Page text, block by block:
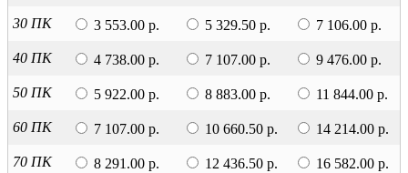
30 ПК 3 553.00 р. 5 329.50 р. 7 106.00 р.
40 ПК 4 738.00 р. 7 107.00 р. 9 476.00 р.
50 ПК 5 922.00 р. 8 883.00 р. 11 844.00 р.
60 ПК 7 107.00 р. 10 660.50 р. 14 214.00 р.
70 ПК 8 291.00 р. 12 436.50 р. 16 582.00 р.